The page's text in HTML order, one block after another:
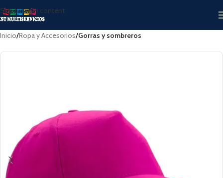
Skip to main content
Inicio Ropa y Accesorios Gorras y sombreros